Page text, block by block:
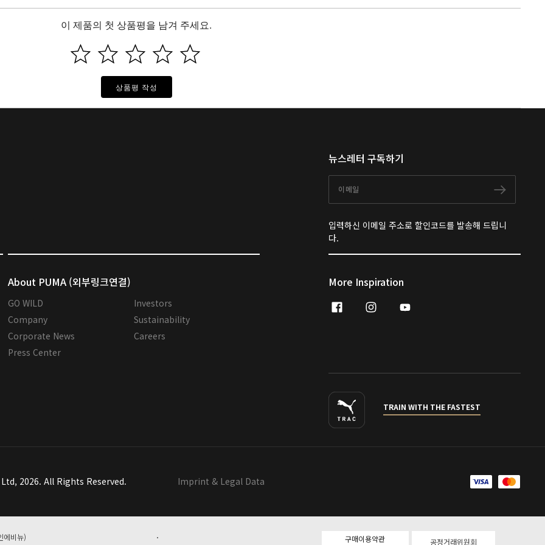
이 제품의 첫 상품평을 남겨 주세요.
상품평 작성
뉴스레터 구독하기
구독하
입력하신 이메일 주소로 할인코드를 발송해 드립니
다.
About PUMA (외부링크연결)
GO WILD
Company
Corporate News
Press Center
Investors
Sustainability
Careers
More Inspiration
facebookinstagram
youtube
TRAIN WITH THE FASTEST
2026. All Rights Reserved. Imprint & Legal Data
에비뉴) 구매이용약관 공정거래위원회